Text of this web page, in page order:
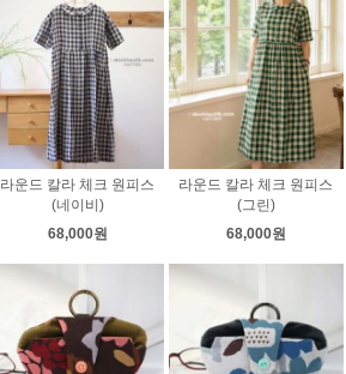
라운드 칼라 체크 원피스
(네이비)
68,000원
라운드 칼라 체크 원피스
(그린)
68,000원